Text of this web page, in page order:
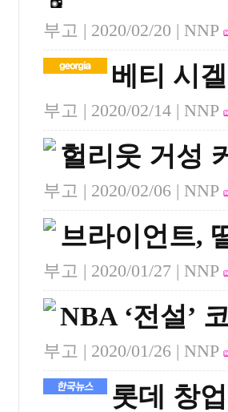
부고 | 2020/02/20 | NNP
베티 시
부고 | 2020/02/14 | NNP
헐리웃 거성
부고 | 2020/02/06 | NNP
브라이언트,
부고 | 2020/01/27 | NNP
NBA ‘전설’
부고 | 2020/01/26 | NNP
롯데 창